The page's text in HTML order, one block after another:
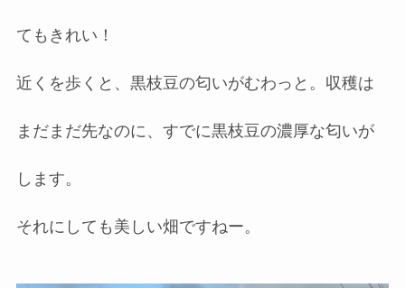
てもきれい！
近くを歩くと、黒枝豆の匂いがむわっと。収穫は
まだまだ先なのに、すでに黒枝豆の濃厚な匂いが
します。
それにしても美しい畑ですねー。